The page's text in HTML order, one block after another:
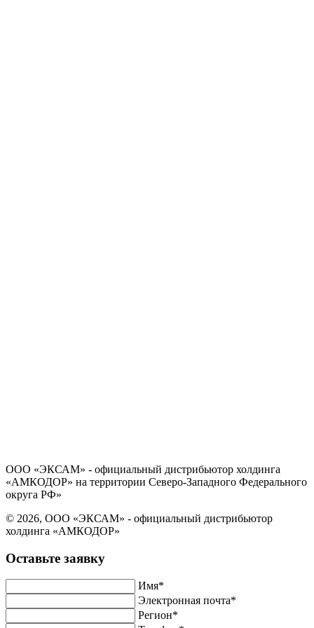
ООО «ЭКСАМ» - официальный дистрибьютор холдинга
«АМКОДОР» на территории Северо-Западного Федерального
округа РФ»
© 2026, ООО «ЭКСАМ» - официальный дистрибьютор
холдинга «АМКОДОР»
Оставьте заявку
Имя*
Электронная почта*
Регион*